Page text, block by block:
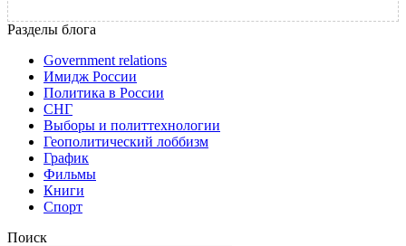
Разделы блога
Government relations
Имидж России
Политика в России
СНГ
Выборы и политтехнологии
Геополитический лоббизм
График
Фильмы
Книги
Спорт
Поиск